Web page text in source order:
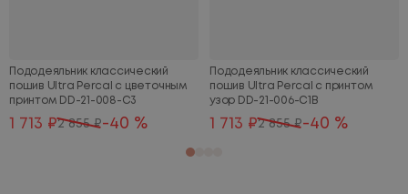
Пододеяльник классический
пошив Ultra Percal с цветочным
принтом DD-21-008-C3
1 713 ₽2 855 ₽-40 %
Пододеяльник классический
пошив Ultra Percal с принтом
узор DD-21-006-C1B
1 713 ₽2 855 ₽-40 %